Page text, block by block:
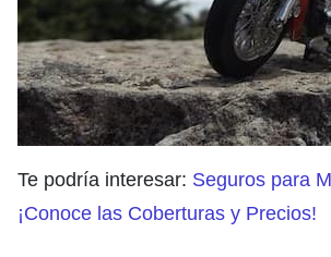
Te podría interesar: Seguros para
¡Conoce las Coberturas y Precios!